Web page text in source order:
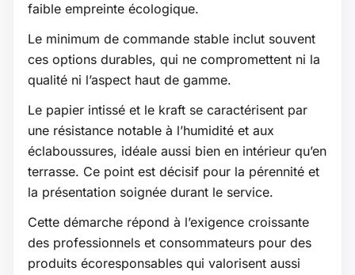
faible empreinte écologique.
Le minimum de commande stable inclut souvent
ces options durables, qui ne compromettent ni la
qualité ni l’aspect haut de gamme.
Le papier intissé et le kraft se caractérisent par
une résistance notable à l’humidité et aux
éclaboussures, idéale aussi bien en intérieur qu’en
terrasse. Ce point est décisif pour la pérennité et
la présentation soignée durant le service.
Cette démarche répond à l’exigence croissante
des professionnels et consommateurs pour des
produits écoresponsables qui valorisent aussi